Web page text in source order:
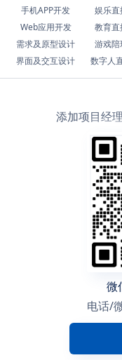
手机APP开发
Web应用开发
需求及原型设计
界面及交互设计
娱乐
教育
游戏
数字人
添加项目经
微
电话/